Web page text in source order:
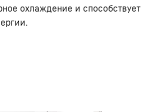
охлаждение и способствует